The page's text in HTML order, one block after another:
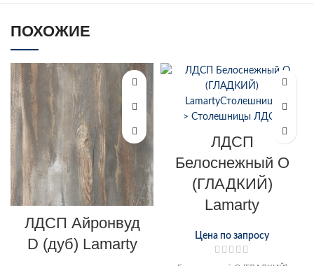
ПОХОЖИЕ
ЛДСП Айронвуд
D (дуб) Lamarty
ЛДСП
Белоснежный О
(ГЛАДКИЙ)
Lamarty
Цена по запросу